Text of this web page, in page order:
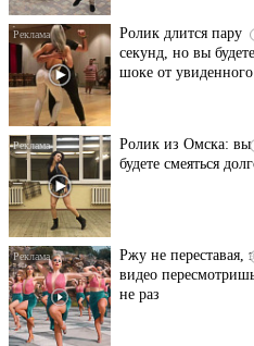
шоке от увиденного
не раз